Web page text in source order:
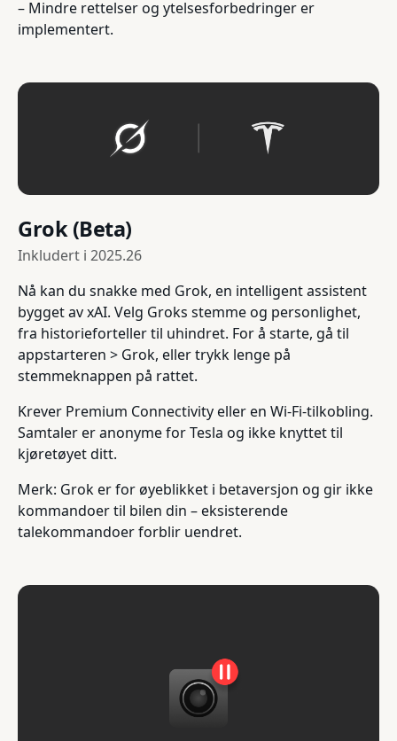
– Mindre rettelser og ytelsesforbedringer er
implementert.
Grok (Beta)
Inkludert i 2025.26
Nå kan du snakke med Grok, en intelligent assistent
bygget av xAI. Velg Groks stemme og personlighet,
fra historieforteller til uhindret. For å starte, gå til
appstarteren > Grok, eller trykk lenge på
stemmeknappen på rattet.
Krever Premium Connectivity eller en Wi-Fi-tilkobling.
Samtaler er anonyme for Tesla og ikke knyttet til
kjøretøyet ditt.
Merk: Grok er for øyeblikket i betaversjon og gir ikke
kommandoer til bilen din – eksisterende
talekommandoer forblir uendret.